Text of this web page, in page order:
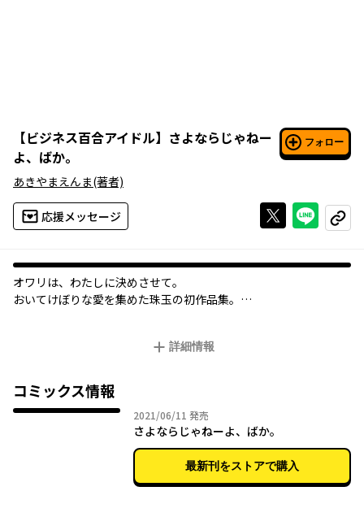
【ビジネス百合アイドル】 さよならじゃねー
よ、ばか。
フォロー
あきやまえんま(著者)
応援メッセージ Xで投稿する
ライン
コピー
オワリは、わたしに決めさせて。
おいてけぼりな愛を集めた珠玉の初作品集。
可愛い表情も。ステージでの立ち姿も。一生懸命さも。…なにも
“アイドルの私”をつくったのは、あんたじゃんか……。
人気急上昇中のアイドルグループ『TOKYOあらもーど』
そのメンバーであるゆえとりあ。
ふたりは、百合っぷるとして有名である――。
【オタクのことが気になるギャル】
詳細情報
コミックス情報
2021/06/11 2021年06月11日
発売
さよならじゃねーよ、ばか。
最新刊をストアで購入